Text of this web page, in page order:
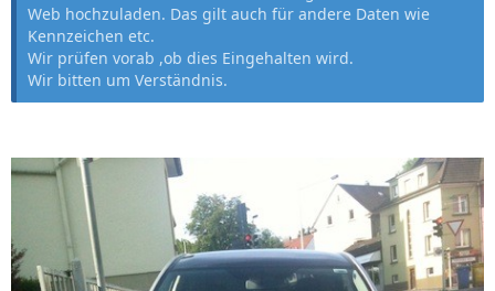
Web hochzuladen. Das gilt auch für andere Daten wie
Kennzeichen etc.
Wir prüfen vorab ,ob dies Eingehalten wird.
Wir bitten um Verständnis.